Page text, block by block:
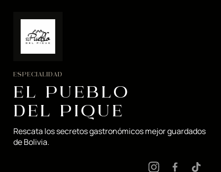
ESPECIALIDAD
EL PUEBLO
DEL PIQUE
Rescata los secretos gastronómicos mejor guardados
de Bolivia.